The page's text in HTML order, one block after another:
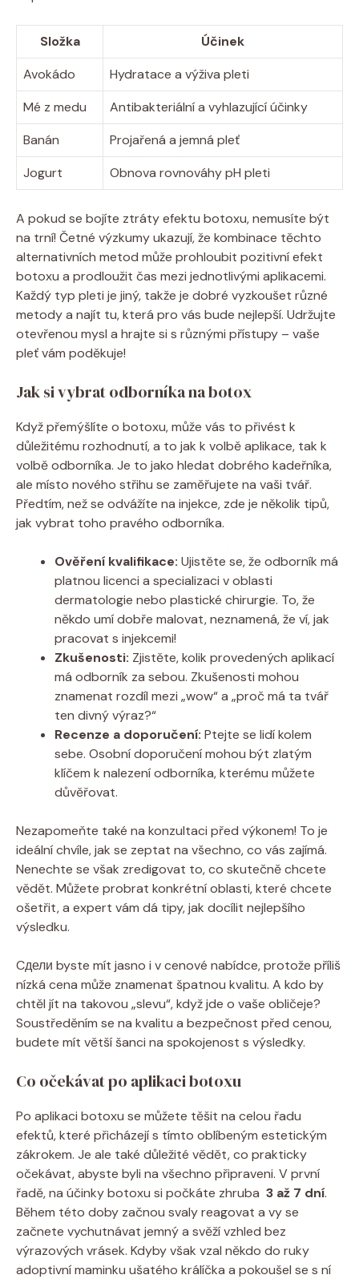
Složka
Účinek
Avokádo
Hydratace a výživa‍ pleti
Mé⁤ z medu
Antibakteriální a vyhlazující⁣ účinky
Banán
Projařená a jemná pleť
Jogurt
Obnova rovnováhy pH ​pleti
A pokud se bojíte ‌ztráty efektu botoxu, nemusíte být
na trní! Četné výzkumy ukazují, že kombinace těchto
alternativních metod může prohloubit pozitivní efekt
botoxu a prodloužit‍ čas mezi jednotlivými aplikacemi.
⁤Každý typ pleti je jiný, ⁤takže je dobré vyzkoušet různé
metody a najít tu, která ‌pro vás⁢ bude nejlepší. Udržujte
otevřenou mysl a hrajte si s různými přístupy – vaše
pleť vám poděkuje!
Jak ⁤si vybrat odborníka na botox
Když přemýšlíte o botoxu, může vás to přivést k
důležitému rozhodnutí, a ‌to jak k volbě aplikace, tak k
volbě odborníka. Je to jako hledat dobrého ​kadeřníka,
ale místo nového ⁤střihu se zaměřujete na vaši tvář.
Předtím,‌ než se odvážíte na injekce, zde je několik tipů,
jak⁣ vybrat toho pravého odborníka.
Ověření kvalifikace: Ujistěte se, že odborník má
platnou licenci a specializaci⁢ v oblasti​
dermatologie nebo plastické chirurgie. To, že
někdo umí dobře malovat, neznamená, že ví, ‍jak
pracovat s injekcemi!
Zkušenosti: ​Zjistěte, kolik provedených aplikací
má odborník za ⁣sebou. Zkušenosti mohou
znamenat rozdíl mezi „wow“ a „proč má ta⁣ tvář
ten divný výraz?“
Recenze a doporučení: Ptejte se lidí kolem
sebe. Osobní doporučení mohou být zlatým
klíčem k nalezení‍ odborníka, kterému ‍můžete
důvěřovat.
Nezapomeňte také na ⁣konzultaci před výkonem! To je
ideální chvíle, jak se ⁢zeptat na všechno, ⁢co vás zajímá.
Nenechte se však zredigovat to, co skutečně⁢ chcete
vědět. Můžete probrat konkrétní oblasti, které chcete
ošetřit, a expert vám dá tipy, jak docílit nejlepšího
výsledku.
Cдели⁢ byste mít‌ jasno ​i v cenové nabídce, protože příliš
nízká cena může znamenat špatnou kvalitu. A‌ kdo by
chtěl jít na takovou „slevu“, když jde ⁤o⁣ vaše obličeje? ​
Soustředěním se na kvalitu a bezpečnost před cenou,
budete mít ⁢větší šanci na spokojenost s výsledky.
Co očekávat po aplikaci botoxu
Po aplikaci botoxu se⁤ můžete těšit ⁣na celou řadu
efektů, ⁣které přicházejí s tímto oblíbeným estetickým
zákrokem. Je ale také⁤ důležité vědět, co prakticky
očekávat, abyste byli na všechno připraveni. V první
řadě, ⁤na účinky botoxu si počkáte​ zhruba ​ 3 až 7 dní.
Během této doby začnou svaly reagovat a vy se
začnete vychutnávat jemný a‍ svěží vzhled bez
výrazových ‌vrásek. Kdyby však vzal někdo do ruky
adoptivní maminku ušatého králíčka a pokoušel se s ní